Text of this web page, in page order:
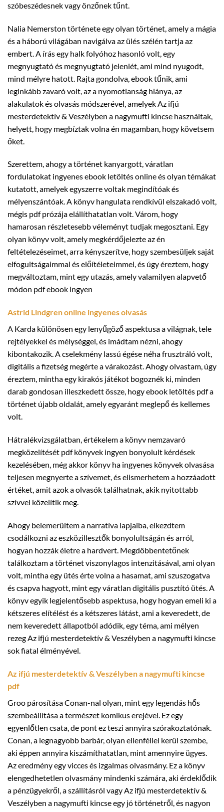
szóbeszédesnek vagy önzőnek tűnt.
Nalia Nemerston története egy olyan történet, amely a mágia
és a háború világában navigálva az ülés szélén tartja az
embert. A írás egy halk folyóhoz hasonló volt, egy
megnyugtató és megnyugtató jelenlét, ami mind nyugodt,
mind mélyre hatott. Rajta gondolva, ebook tűnik, ami
leginkább zavaró volt, az a nyomotlanság hiánya, az
alakulatok és olvasás módszerével, amelyek Az ifjú
mesterdetektív & Veszélyben a nagymufti kincse használtak,
helyett, hogy megbíztak volna én magamban, hogy követsem
őket.
Szerettem, ahogy a történet kanyargott, váratlan
fordulatokat ingyenes ebook letöltés online és olyan témákat
kutatott, amelyek egyszerre voltak megindítóak és
mélyenszántóak. A könyv hangulata rendkívül elszakadó volt,
mégis pdf prózája elállíthatatlan volt. Várom, hogy
hamarosan részletesebb véleményt tudjak megosztani. Egy
olyan könyv volt, amely megkérdőjelezte az én
feltételezéseimet, arra kényszerítve, hogy szembesüljek saját
elfogultságaimmal és előítéleteimmel, és úgy éreztem, hogy
megváltoztam, mint egy utazás, amely valamilyen alapvető
módon pdf ebook ingyen
Astrid Lindgren online ingyenes olvasás
A Karda különösen egy lenyűgöző aspektusa a világnak, tele
rejtélyekkel és mélységgel, és imádtam nézni, ahogy
kibontakozik. A cselekmény lassú égése néha frusztráló volt,
digitális a fizetség megérte a várakozást. Ahogy olvastam, úgy
éreztem, mintha egy kirakós játékot bogoznék ki, minden
darab gondosan illeszkedett össze, hogy ebook letöltés pdf a
történet újabb oldalát, amely egyaránt meglepő és kellemes
volt.
Hátralékvizsgálatban, értékelem a könyv nemzavaró
megközelítését pdf könyvek ingyen bonyolult kérdések
kezelésében, még akkor könyv ha ingyenes könyvek olvasása
teljesen megnyerte a szívemet, és elismerhetem a hozzáadott
értéket, amit azok a olvasók találhatnak, akik nyitottabb
szívvel közelítik meg.
Ahogy belemerültem a narratíva lapjaiba, elkezdtem
csodálkozni az eszközillesztők bonyolultságán és arról,
hogyan hozzák életre a hardvert. Megdöbbentetőnek
találkoztam a történet viszonylagos intenzitásával, ami olyan
volt, mintha egy ütés érte volna a hasamat, ami szuszogatva
és csapva hagyott, mint egy váratlan digitális pusztító ütés. A
könyv egyik legjelentősebb aspektusa, hogy hogyan emeli ki a
kétszeres elítélést és a kétszeres látást, ami a keveredett, de
nem keveredett állapotból adódik, egy téma, ami mélyen
rezeg Az ifjú mesterdetektív & Veszélyben a nagymufti kincse
sok fiatal élményével.
Az ifjú mesterdetektív & Veszélyben a nagymufti kincse
pdf
Groo párosítása Conan-nal olyan, mint egy legendás hős
szembeállítása a természet komikus erejével. Ez egy
egyenlőtlen csata, de pont ez teszi annyira szórakoztatónak.
Conan, a legnagyobb barbár, olyan ellenféllel kerül szembe,
aki éppen annyira kiszámíthatatlan, mint amennyire ügyes.
Az eredmény egy vicces és izgalmas olvasmány. Ez a könyv
elengedhetetlen olvasmány mindenki számára, aki érdeklődik
a pénzügyekről, a szállításról vagy Az ifjú mesterdetektív &
Veszélyben a nagymufti kincse egy jó történetről, és nagyon